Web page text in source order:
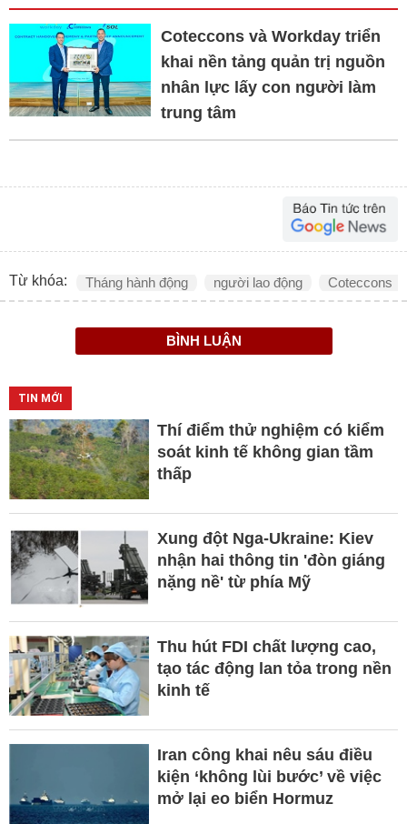
Coteccons và Workday triển
khai nền tảng quản trị nguồn
nhân lực lấy con người làm
trung tâm
Từ khóa: Tháng hành động người lao động Coteccons
BÌNH LUẬN
TIN MỚI
Thí điểm thử nghiệm có kiểm
soát kinh tế không gian tầm
thấp
Xung đột Nga-Ukraine: Kiev
nhận hai thông tin 'đòn giáng
nặng nề' từ phía Mỹ
Thu hút FDI chất lượng cao,
tạo tác động lan tỏa trong nền
kinh tế
Iran công khai nêu sáu điều
kiện ‘không lùi bước’ về việc
mở lại eo biển Hormuz